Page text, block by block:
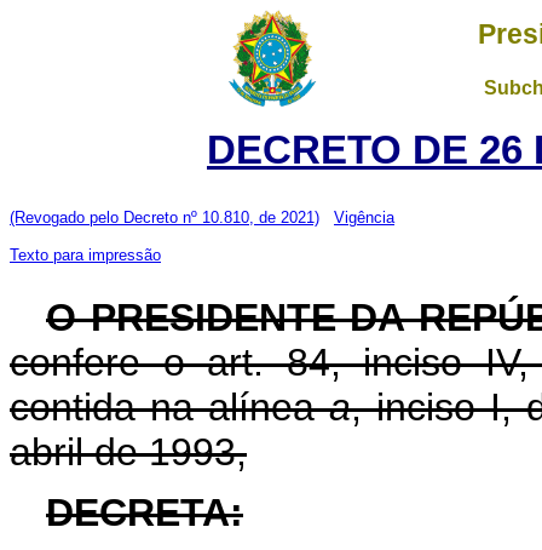
DECRETO DE 26
(Revogado pelo Decreto nº 10.810, de 2021) Vigência
Texto para impressão
O PRESIDENTE DA
confere o art. 84, inciso
contida na alíneaa, inciso I,
abril de 1993,
DECRETA: